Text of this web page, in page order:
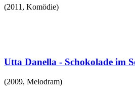
(2011 , Komödie)
Utta Danella - Schokolade im
(2009, Melodram)